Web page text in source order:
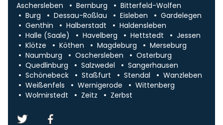
Aschersleben Bernburg
Bitterfeld-Wolfen
Burg
Dessau-Roßlau Eisleben
Gardelegen
Genthin
Halberstadt
Haldensleben
Halle (Saale)
Havelberg Hettstedt
Jessen
Klötze
Köthen Magdeburg
Merseburg
Naumburg
Oschersleben
Osterburg
Quedlinburg
Salzwedel
Sangerhausen
Schönebeck
Staßfurt Stendal
Wanzleben
Weißenfels
Wernigerode
Wittenberg
Wolmirstedt
Zeitz Zerbst